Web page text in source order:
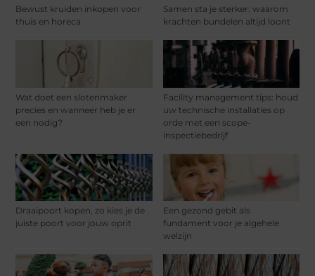
Bewust kruiden inkopen voor
thuis en horeca
Samen sta je sterker: waarom
krachten bundelen altijd loont
Wat doet een slotenmaker
precies en wanneer heb je er
een nodig?
Facility management tips: houd
uw technische installaties op
orde met een scope-
inspectiebedrijf
Draaipoort kopen, zo kies je de
juiste poort voor jouw oprit
Een gezond gebit als
fundament voor je algehele
welzijn